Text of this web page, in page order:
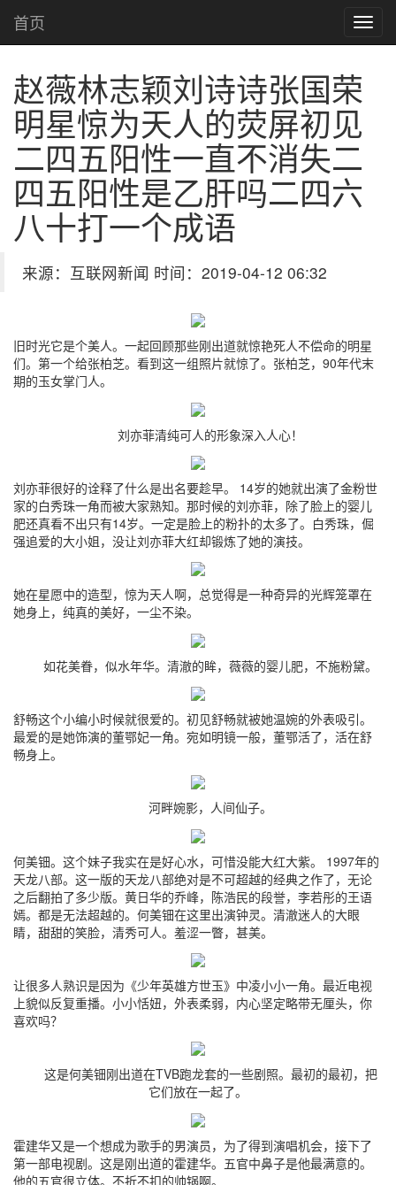
首页
赵薇林志颖刘诗诗张国荣
明星惊为天人的荧屏初见
二四五阳性一直不消失二
四五阳性是乙肝吗二四六
八十打一个成语
来源：互联网新闻 时间：2019-04-12 06:32
旧时光它是个美人。一起回顾那些刚出道就惊艳死人不偿命的明星
们。第一个给张柏芝。看到这一组照片就惊了。张柏芝，90年代末
期的玉女掌门人。
刘亦菲清纯可人的形象深入人心！
刘亦菲很好的诠释了什么是出名要趁早。 14岁的她就出演了金粉世
家的白秀珠一角而被大家熟知。那时候的刘亦菲，除了脸上的婴儿
肥还真看不出只有14岁。一定是脸上的粉扑的太多了。白秀珠，倔
强追爱的大小姐，没让刘亦菲大红却锻炼了她的演技。
她在星愿中的造型，惊为天人啊，总觉得是一种奇异的光辉笼罩在
她身上，纯真的美好，一尘不染。
如花美眷，似水年华。清澈的眸，薇薇的婴儿肥，不施粉黛。
舒畅这个小编小时候就很爱的。初见舒畅就被她温婉的外表吸引。
最爱的是她饰演的董鄂妃一角。宛如明镜一般，董鄂活了，活在舒
畅身上。
河畔婉影，人间仙子。
何美钿。这个妹子我实在是好心水，可惜没能大红大紫。 1997年的
天龙八部。这一版的天龙八部绝对是不可超越的经典之作了，无论
之后翻拍了多少版。黄日华的乔峰，陈浩民的段誉，李若彤的王语
嫣。都是无法超越的。何美钿在这里出演钟灵。清澈迷人的大眼
睛，甜甜的笑脸，清秀可人。羞涩一瞥，甚美。
让很多人熟识是因为《少年英雄方世玉》中凌小小一角。最近电视
上貌似反复重播。小小恬妞，外表柔弱，内心坚定略带无厘头，你
喜欢吗？
这是何美钿刚出道在TVB跑龙套的一些剧照。最初的最初，把
它们放在一起了。
霍建华又是一个想成为歌手的男演员，为了得到演唱机会，接下了
第一部电视剧。这是刚出道的霍建华。五官中鼻子是他最满意的。
他的五官很立体。不折不扣的帅锅啊。